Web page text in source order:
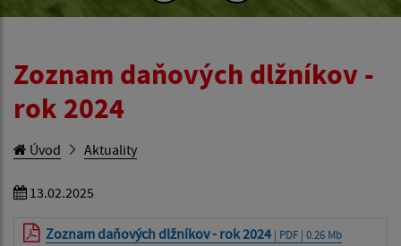
Zoznam daňových dlžníkov -
rok 2024
Úvod Aktuality
13.02.2025
Zoznam daňových dlžníkov - rok 2024 | PDF | 0.26 Mb